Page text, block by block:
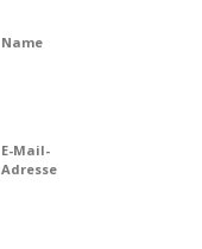
Name
E-Mail-
Adresse